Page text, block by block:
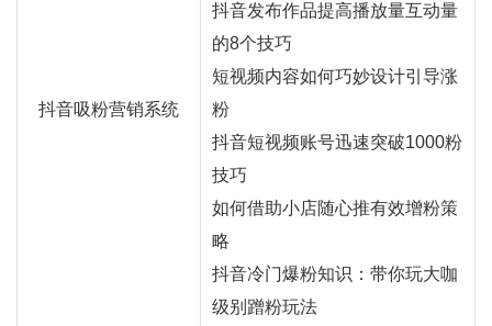
抖音吸粉营销系统
抖音发布作品提高播放量互动量
的8个技巧
短视频内容如何巧妙设计引导涨
粉
抖音短视频账号迅速突破1000粉
技巧
如何借助小店随心推有效增粉策
略
抖音冷门爆粉知识：带你玩大咖
级别蹭粉玩法